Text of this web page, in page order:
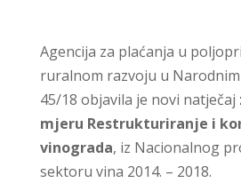
Agencija za plaćanja u
ruralnom razvoju u
45/18 objavila je novi natječaj
mjeru Restrukturiranje i
vinograda, iz Nacionalnog
sektoru vina 2014. – 2018.